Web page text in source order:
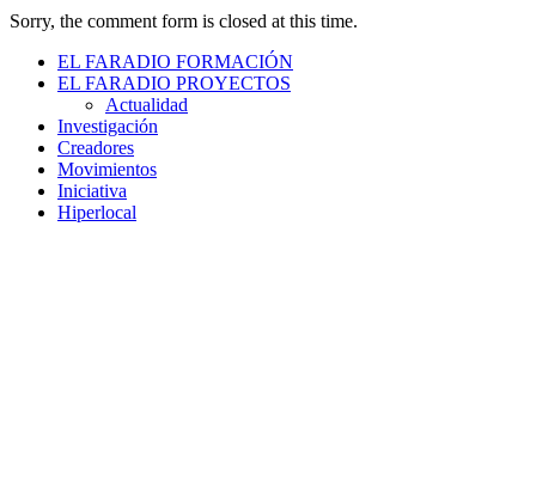
Sorry, the comment form is closed at this time.
EL FARADIO FORMACIÓN
EL FARADIO PROYECTOS
Actualidad
Investigación
Creadores
Movimientos
Iniciativa
Hiperlocal